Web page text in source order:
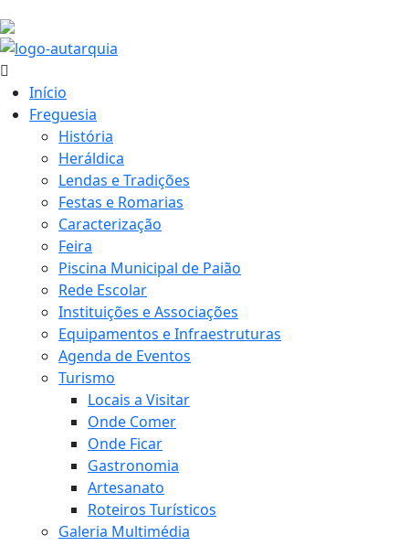
Início
Freguesia
História
Heráldica
Lendas e Tradições
Festas e Romarias
Caracterização
Feira
Piscina Municipal de Paião
Rede Escolar
Instituições e Associações
Equipamentos e Infraestruturas
Agenda de Eventos
Turismo
Locais a Visitar
Onde Comer
Onde Ficar
Gastronomia
Artesanato
Roteiros Turísticos
Galeria Multimédia